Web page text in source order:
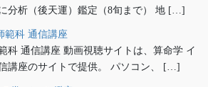
分析（後天運）鑑定（8旬まで） 地 […]
範科 通信講座
科 通信講座 動画視聴サイトは、算命学 イ
講座のサイトで提供。 パソコン、 […]